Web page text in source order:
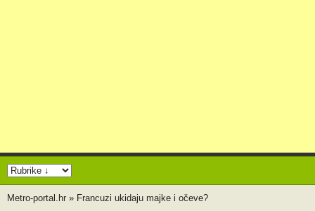
Metro-portal.hr » Francuzi ukidaju majke i očeve?